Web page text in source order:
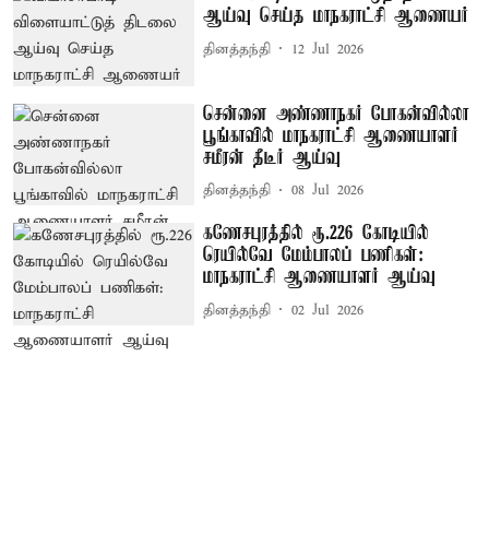
ஆய்வு செய்த மாநகராட்சி ஆணையர்
தினத்தந்தி 12 Jul 2026
சென்னை அண்ணாநகர் போகன்வில்லா
பூங்காவில் மாநகராட்சி ஆணையாளர்
சமீரன் தீடீர் ஆய்வு
தினத்தந்தி 08 Jul 2026
கணேசபுரத்தில் ரூ.226 கோடியில்
ரெயில்வே மேம்பாலப் பணிகள்:
மாநகராட்சி ஆணையாளர் ஆய்வு
தினத்தந்தி 02 Jul 2026